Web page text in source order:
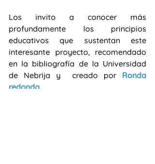
Los invito a conocer más
profundamente los principios
educativos que sustentan este
interesante proyecto, recomendado
en la bibliografía de la Universidad
de Nebrija y  creado por Ronda
redonda.